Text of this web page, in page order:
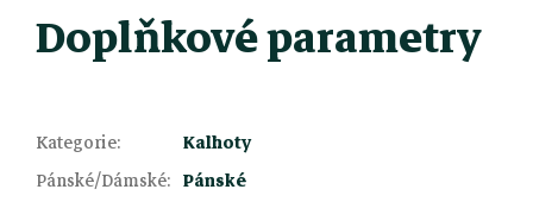
Doplňkové parametry
Kategorie:
Kalhoty
Pánské/Dámské: Pánské